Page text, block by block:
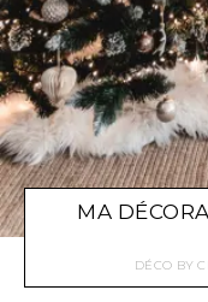
MA
DÉCO BY